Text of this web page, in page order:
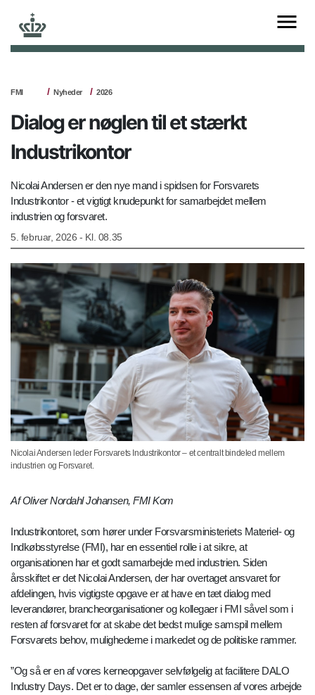
FMI Nyheder 2026
Dialog er nøglen til et stærkt
Industrikontor
Nicolai Andersen er den nye mand i spidsen for Forsvarets
Industrikontor - et vigtigt knudepunkt for samarbejdet mellem
industrien og forsvaret.
5. februar, 2026 - Kl. 08.35
Nicolai Andersen leder Forsvarets Industrikontor – et centralt bindeled mellem
industrien og Forsvaret.
Af Oliver Nordahl Johansen, FMI Kom
Industrikontoret, som hører under Forsvarsministeriets Materiel- og
Indkøbsstyrelse (FMI), har en essentiel rolle i at sikre, at
organisationen har et godt samarbejde med industrien. Siden
årsskiftet er det Nicolai Andersen, der har overtaget ansvaret for
afdelingen, hvis vigtigste opgave er at have en tæt dialog med
leverandører, brancheorganisationer og kollegaer i FMI såvel som i
resten af forsvaret for at skabe det bedst mulige samspil mellem
Forsvarets behov, mulighederne i markedet og de politiske rammer.
”Og så er en af vores kerneopgaver selvfølgelig at facilitere DALO
Industry Days. Det er to dage, der samler essensen af vores arbejde